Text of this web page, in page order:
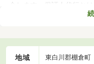
介します。保証人代行と
ビスです。保証人を用意
た生活を送りましょう。
地域 東白川郡棚倉町